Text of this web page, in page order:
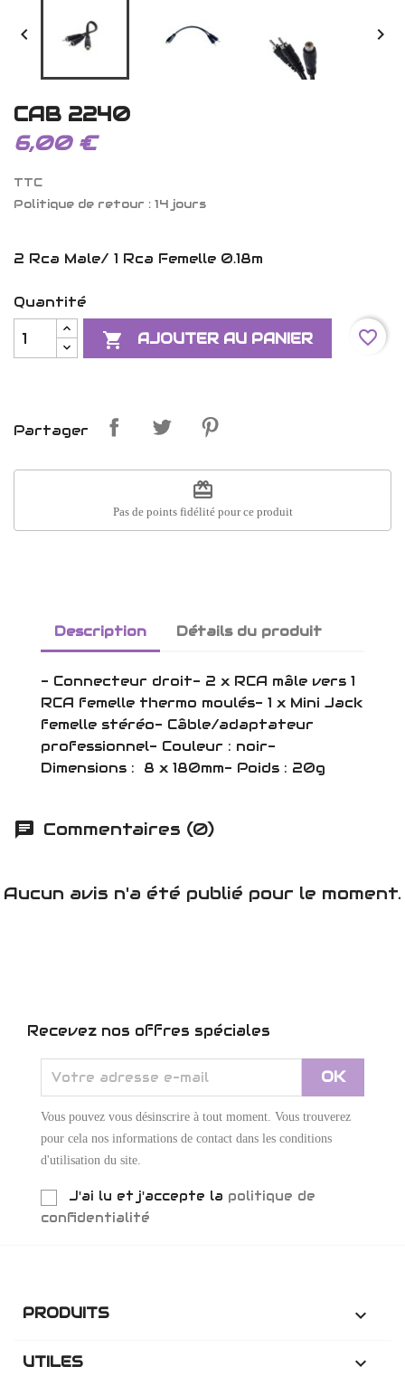
 
CAB 2240
6,00 €
TTC
Politique de retour : 14 jours
2 Rca Male/ 1 Rca Femelle 0.18m
Quantité
 AJOUTER AU PANIER favorite_border
Partager
redeem
Pas de points fidélité pour ce produit
Description Détails du produit
- Connecteur droit- 2 x RCA mâle vers 1
RCA femelle thermo moulés- 1 x Mini Jack
femelle stéréo- Câble/adaptateur
professionnel- Couleur : noir-
Dimensions : 8 x 180mm- Poids : 20g
Commentaires (0)
Aucun avis n'a été publié pour le moment.
Recevez nos offres spéciales
Vous pouvez vous désinscrire à tout moment. Vous trouverez
pour cela nos informations de contact dans les conditions
d'utilisation du site.
J'ai lu et j'accepte la politique de
confidentialité
PRODUITS 
UTILES 